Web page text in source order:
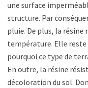
une surface
structure. Par
pluie. De plus, la résine
température. Elle reste
pourquoi ce type de
En outre, la résine
décoloration du sol.